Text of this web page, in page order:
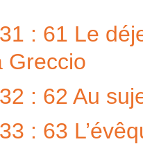
: 61 Le
Greccio
: 62 Au
: 63